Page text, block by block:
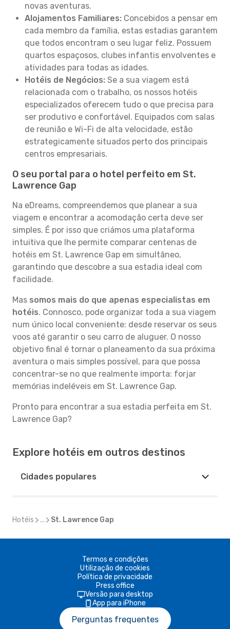
novas aventuras.
Alojamentos Familiares: Concebidos a pensar em
cada membro da família, estas estadias garantem
que todos encontram o seu lugar feliz. Possuem
quartos espaçosos, clubes infantis envolventes e
atividades para todas as idades.
Hotéis de Negócios: Se a sua viagem está
relacionada com o trabalho, os nossos hotéis
especializados oferecem tudo o que precisa para
ser produtivo e confortável. Equipados com salas
de reunião e Wi-Fi de alta velocidade, estão
estrategicamente situados perto dos principais
centros empresariais.
O seu portal para o hotel perfeito em St.
Lawrence Gap
Na eDreams, compreendemos que planear a sua
viagem e encontrar a acomodação certa deve ser
simples. É por isso que criámos uma plataforma
intuitiva que lhe permite comparar centenas de
hotéis em St. Lawrence Gap em simultâneo,
garantindo que descobre a sua estadia ideal com
facilidade.
Mas somos mais do que apenas especialistas em
hotéis. Connosco, pode organizar toda a sua viagem
num único local conveniente: desde reservar os seus
voos até garantir o seu carro de aluguer. O nosso
objetivo final é tornar o planeamento da sua próxima
aventura o mais simples possível, para que possa
concentrar-se no que realmente importa: forjar
memórias indeléveis em St. Lawrence Gap.
Pronto para encontrar a sua estadia perfeita em St.
Lawrence Gap?
Explore hotéis em outros destinos
Cidades populares
Hotéis ... St. Lawrence Gap
Termos e condições
Utilização de cookies
Política de privacidade
Press office
Versão para desktop
App para iPhone
Perguntas frequentes